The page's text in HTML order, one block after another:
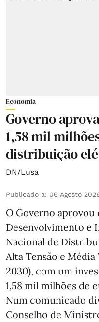
Economia
Governo
1,58 mil
distribuição
DN/Lusa
Publicado a: 06 Agosto
O Governo aprovou
Desenvolvimento e
Nacional de
Alta Tensão e
2030), com um
1,58 mil milhões de
Num comunicado
Conselho de